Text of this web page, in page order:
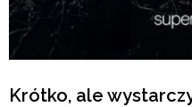
Krótko, ale